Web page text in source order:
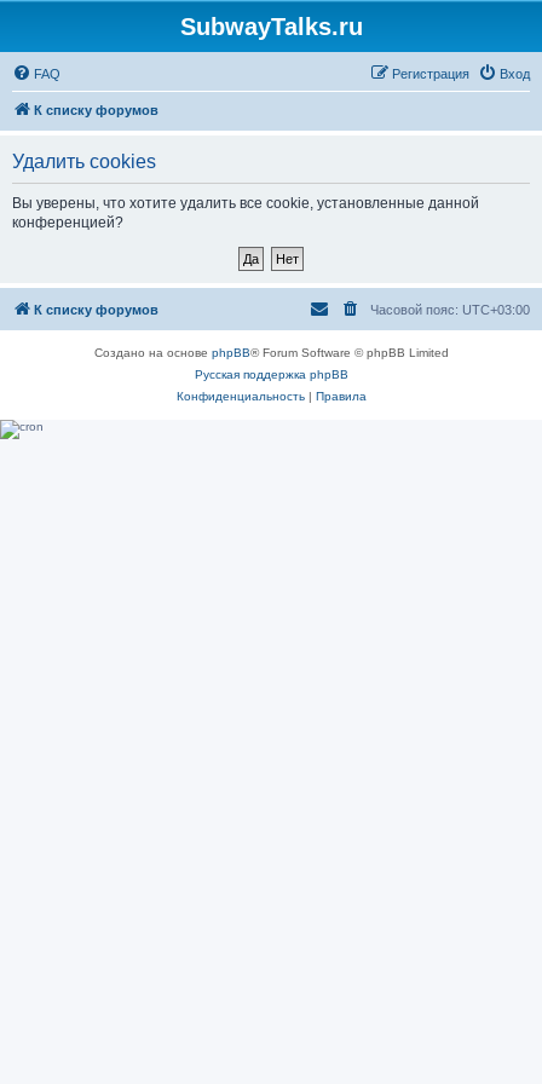
SubwayTalks.ru
FAQ Вход
Регистрация
К списку форумов
Удалить cookies
Вы уверены, что хотите удалить все cookie, установленные данной
конференцией?
К списку форумов Часовой пояс: UTC+03:00
Создано на основе phpBB® Forum Software © phpBB Limited
Русская поддержка phpBB
Конфиденциальность| Правила